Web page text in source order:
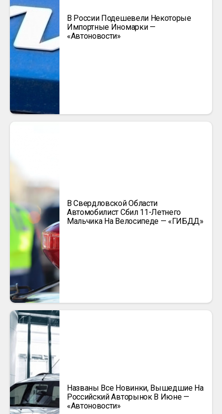
В России Подешевели Некоторые
Импортные Иномарки —
«Автоновости»
В Свердловской Области
Автомобилист Сбил 11-Летнего
Мальчика На Велосипеде — «ГИБДД»
Названы Все Новинки, Вышедшие На
Российский Авторынок В Июне —
«Автоновости»